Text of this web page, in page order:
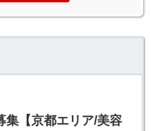
集【京都エリア/美容